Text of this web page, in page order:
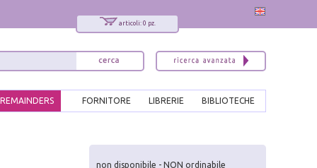
articoli: 0 pz.
BIBLIOTECHE
LIBRERIE
FORNITORE
REMAINDERS
non disponibile - NON ordinabile
x